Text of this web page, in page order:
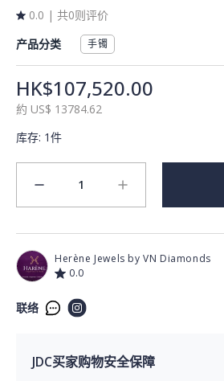
0.0 | 共0则评价
产品分类
手镯
HK$107,520.00
約 US$ 13784.62
库存: 1件
minus 1 plus
Herène Jewels by VN Diamonds
0.0
联络
JDC买家购物安全保障